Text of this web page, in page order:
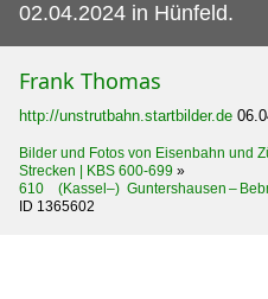
02.04.2024 in Hünfeld.
Frank Thomas
http://unstrutbahn.startbilder.de
Bilder und Fotos von Eisenbahn und
Strecken | KBS 600-699 »
610 (Kassel–) Guntershausen –
ID 1365602